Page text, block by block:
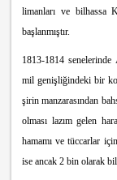
limanları ve bilhassa
başlanmıştır.
1813-1814
mil genişliğindeki bir
şirin manzarasından
olması lazım gelen
hamamı ve tüccarlar
ise ancak 2 bin olarak